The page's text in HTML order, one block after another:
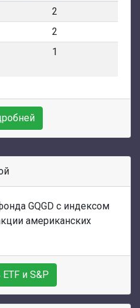
2
2
1
GQGD с индексом
американских
и S&P